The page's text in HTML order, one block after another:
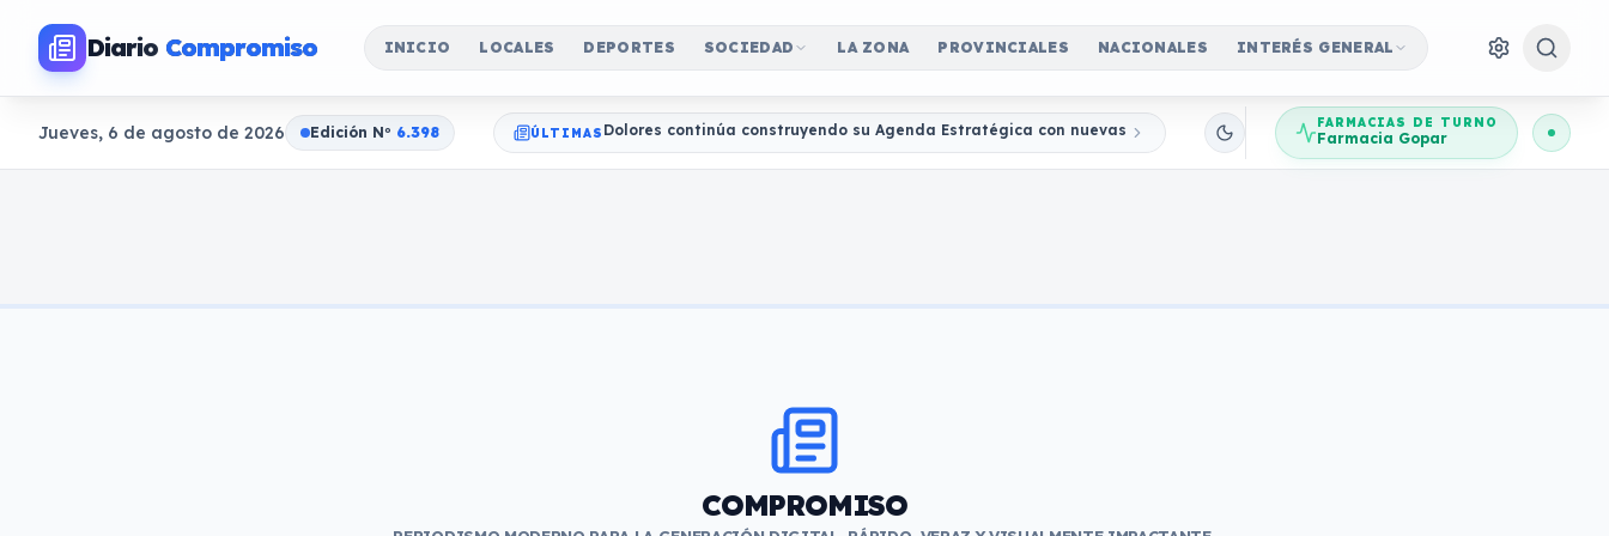
Diario Compromiso INICIO LOCALES DEPORTES SOCIEDAD LA ZONA PROVINCIALES NACIONALES INTERÉS GENERAL
Jueves, 6 de agosto de 2026 Edición No 6.398 ÚLTIMAS Dolores continúa construyendo su Agenda Estratégica con nuevas Jornadas ParticipativasFARMACIAS DE TURNO
Farmacia Gopar
COMPROMISO